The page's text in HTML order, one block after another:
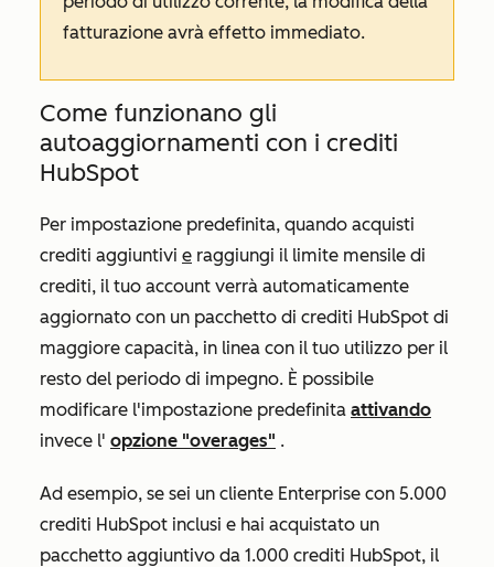
fatturazione avrà effetto immediato.
Come funzionano gli
autoaggiornamenti con i crediti
HubSpot
Per impostazione predefinita, quando acquisti
crediti aggiuntivi e raggiungi il limite mensile di
crediti, il tuo account verrà automaticamente
aggiornato con un pacchetto di crediti HubSpot di
maggiore capacità, in linea con il tuo utilizzo per il
resto del periodo di impegno. È possibile
modificare l'impostazione predefinita attivando
invece l' opzione "overages" .
Ad esempio, se sei un cliente Enterprise con 5.000
crediti HubSpot inclusi e hai acquistato un
pacchetto aggiuntivo da 1.000 crediti HubSpot, il